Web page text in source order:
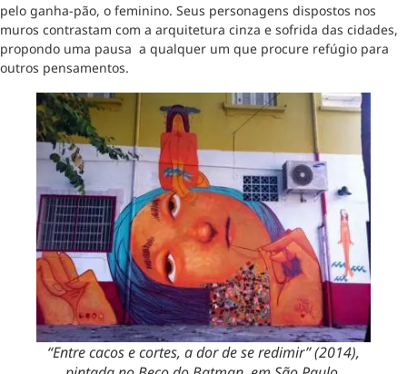
pelo ganha-pão, o feminino. Seus personagens dispostos nos
muros contrastam com a arquitetura cinza e sofrida das cidades,
propondo uma pausa a qualquer um que procure refúgio para
outros pensamentos.
“Entre cacos e cortes, a dor de se redimir” (2014),